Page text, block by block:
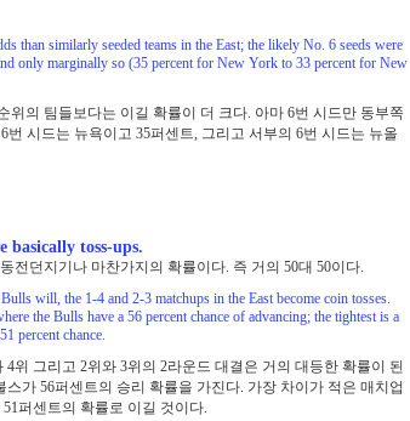
than similarly seeded teams in the East; the likely No. 6 seeds were
only marginally so (35 percent for New York to 33 percent for New
위의 팀들보다는 이길 확률이 더 크다. 아마 6번 시드만 동부쪽
시드는 뉴욕이고 35퍼센트, 그리고 서부의 6번 시드는 뉴올
basically toss-ups.
전던지기나 마찬가지의 확률이다. 즉 거의 50대 50이다.
will, the 1-4 and 2-3 matchups in the East become coin tosses.
the Bulls have a 56 percent chance of advancing; the tightest is a
percent chance.
위 그리고 2위와 3위의 2라운드 대결은 거의 대등한 확률이 된
가 56퍼센트의 승리 확률을 가진다. 가장 차이가 적은 매치업
퍼센트의 확률로 이길 것이다.